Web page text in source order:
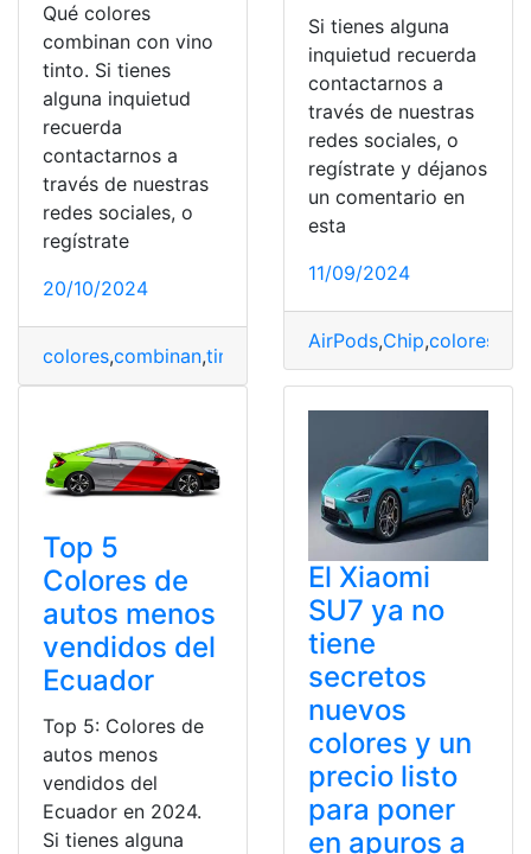
Qué colores
combinan con vino
tinto. Si tienes
alguna inquietud
recuerda
contactarnos a
través de nuestras
redes sociales, o
regístrate
20/10/2024
colores,combinan,tinto
Si tienes alguna
inquietud recuerda
contactarnos a
través de nuestras
redes sociales, o
regístrate y déjanos
un comentario en
esta
11/09/2024
AirPods,Chip,colores
Top 5
Colores de
autos menos
vendidos del
Ecuador
Top 5: Colores de
autos menos
vendidos del
Ecuador en 2024.
Si tienes alguna
El Xiaomi
SU7 ya no
tiene
secretos
nuevos
colores y un
precio listo
para poner
en apuros a